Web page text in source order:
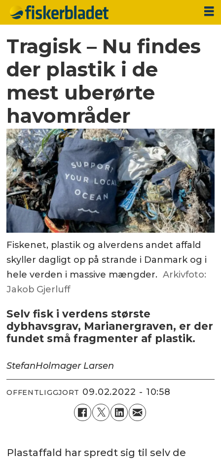
Tragisk – Nu findes
der plastik i de
mest uberørte
havområder
Fiskenet, plastik og alverdens andet affald
skyller dagligt op på strande i Danmark og i
hele verden i massive mængder. Arkivfoto:
Jakob Gjerluff
Selv fisk i verdens største
dybhavsgrav, Marianergraven, er der
fundet små fragmenter af plastik.
StefanHolmager Larsen
OFFENTLIGGJORT 09.02.2022 - 10:58
Plastaffald har spredt sig til selv de